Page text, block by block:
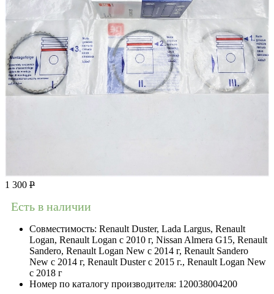
1 300 Р
Есть в наличии
Совместимость: Renault Duster, Lada Largus, Renault
Logan, Renault Logan c 2010 г, Nissan Almera G15, Renault
Sandero, Renault Logan New с 2014 г, Renault Sandero
New с 2014 г, Renault Duster с 2015 г., Renault Logan New
с 2018 г
Номер по каталогу производителя: 120038004200